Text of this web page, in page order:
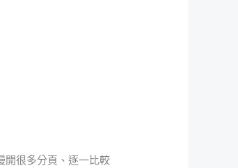
開很多分頁、逐一比較